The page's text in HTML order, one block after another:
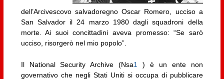
dell’Arcivescovo salvadoregno Oscar Romero, ucciso a
San Salvador il 24 marzo 1980 dagli squadroni della
morte. Ai suoi concittadini aveva promesso: “Se sarò
ucciso, risorgerò nel mio popolo”.
Il National Security Archive (Nsa1
) è un ente non
governativo che negli Stati Uniti si occupa di pubblicare